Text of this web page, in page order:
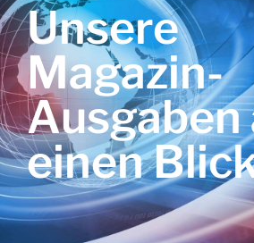
Unsere
Magazin-
Ausgaben
einen